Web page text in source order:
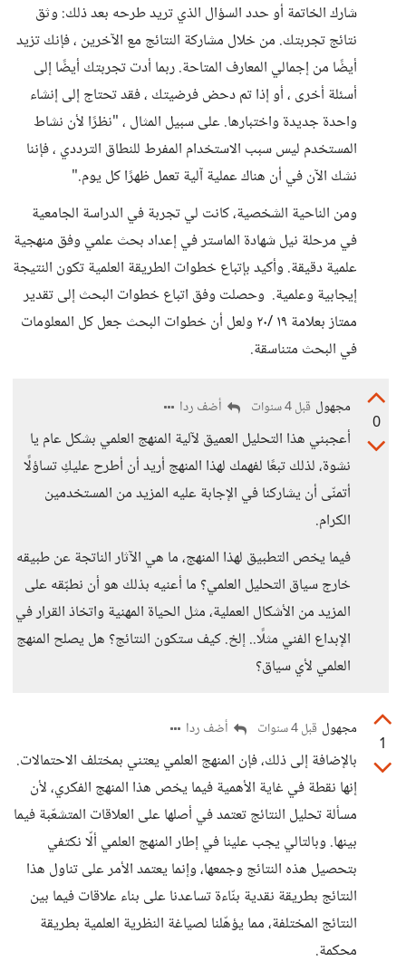
شارك الخاتمة أو حدد السؤال الذي تريد طرحه بعد ذلك: وثق
نتائج تجربتك. من خلال مشاركة النتائج مع الآخرين ، فإنك تزيد
أيضًا من إجمالي المعارف المتاحة. ربما أدت تجربتك أيضًا إلى
أسئلة أخرى ، أو إذا تم دحض فرضيتك ، فقد تحتاج إلى إنشاء
واحدة جديدة واختبارها. على سبيل المثال ، "نظرًا لأن نشاط
المستخدم ليس سبب الاستخدام المفرط للنطاق الترددي ، فإننا
نشك الآن في أن هناك عملية آلية تعمل ظهرًا كل يوم."
ومن الناحية الشخصية، كانت لي تجربة في الدراسة الجامعية
في مرحلة نيل شهادة الماستر في إعداد بحث علمي وفق منهجية
علمية دقيقة. وأكيد بإتباع خطوات الطريقة العلمية تكون النتيجة
إيجابية وعلمية. وحصلت وفق اتباع خطوات البحث إلى تقدير
ممتاز بعلامة ١٩ /٢٠ ولعل أن خطوات البحث جعل كل المعلومات
في البحث متناسقة.
0
مجهول قبل 4 سنوات أضف ردا
أعجبني هذا التحليل العميق لآلية المنهج العلمي بشكل عام يا
نشوة، لذلك تبعًا لفهمك لهذا المنهج أريد أن أطرح عليكِ تساؤلًا
أتمنّى أن يشاركنا في الإجابة عليه المزيد من المستخدمين
الكرام.
فيما يخص التطبيق لهذا المنهج، ما هي الآثار الناتجة عن طبيقه
خارج سياق التحليل العلمي؟ ما أعنيه بذلك هو أن نطبّقه على
المزيد من الأشكال العملية، مثل الحياة المهنية واتخاذ القرار في
الإبداع الفني مثلًا.. إلخ. كيف ستكون النتائج؟ هل يصلح المنهج
العلمي لأي سياق؟
1
مجهول قبل 4 سنوات أضف ردا
بالإضافة إلى ذلك، فإن المنهج العلمي يعتني بمختلف الاحتمالات.
إنها نقطة في غاية الأهمية فيما يخص هذا المنهج الفكري، لأن
مسألة تحليل النتائج تعتمد في أصلها على العلاقات المتشعّبة فيما
بينها. وبالتالي يجب علينا في إطار المنهج العلمي ألّا نكتفي
بتحصيل هذه النتائج وجمعها، وإنما يعتمد الأمر على تناول هذا
النتائج بطريقة نقدية بنّاءة تساعدنا على بناء علاقات فيما بين
النتائج المختلفة، مما يؤهّلنا لصياغة النظرية العلمية بطريقة
محكمة.